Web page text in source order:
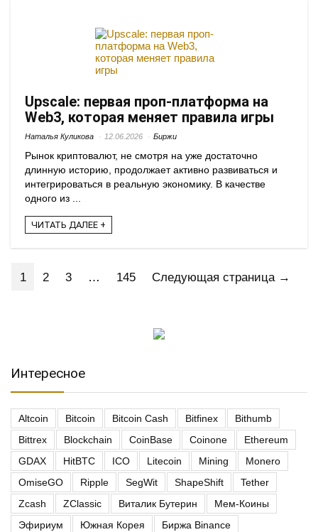
Upscale: первая проп-платформа на
Web3, которая меняет правила игры
Наталья Куликова 12.06.2026 Биржи
Рынок криптовалют, не смотря на уже достаточно
длинную историю, продолжает активно развиваться и
интегрироваться в реальную экономику. В качестве
одного из ...
ЧИТАТЬ ДАЛЕЕ +
1 2 3 145 Следующая страница →
Интересное
Altcoin Bitcoin Bitcoin Cash Bitfinex
Bithumb
Bittrex
Blockchain CoinBase Coinone
Ethereum
GDAX
HitBTC ICO Litecoin Mining
Monero
OmiseGO
Ripple SegWit ShapeShift
Tether
Zcash
ZClassic Виталик Бутерин
Мем-Коины
Эфириум
Южная Корея
Биржа Binance